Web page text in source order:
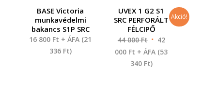
BASE Victoria
munkavédelmi
bakancs S1P SRC
16 800 Ft + ÁFA (21
336 Ft)
UVEX 1 G2 S1
SRC PERFORÁLT
FÉLCIPŐ
44 000Ft
42
000 Ft + ÁFA (53
340 Ft)
Akció!